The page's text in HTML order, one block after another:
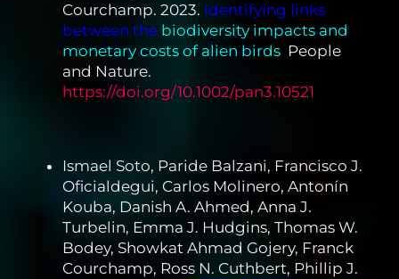
Courchamp. 2023. Identifying links
between the biodiversity impacts and
monetary costs of alien birds. People
and Nature.
https://doi.org/10.1002/pan3.10521
Ismael Soto, Paride Balzani, Francisco J.
Oficialdegui, Carlos Molinero, Antonín
Kouba, Danish A. Ahmed, Anna J.
Turbelin, Emma J. Hudgins, Thomas W.
Bodey, Showkat Ahmad Gojery, Franck
Courchamp, Ross N. Cuthbert, Phillip J.